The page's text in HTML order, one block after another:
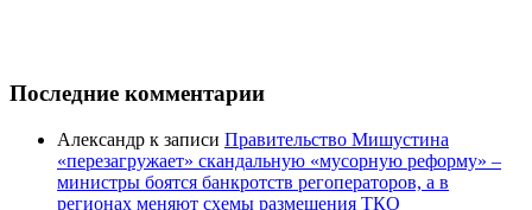
Последние комментарии
Александр к записи Правительство Мишустина
«перезагружает» скандальную «мусорную реформу» –
министры боятся банкротств регоператоров, а в
регионах меняют схемы размещения ТКО